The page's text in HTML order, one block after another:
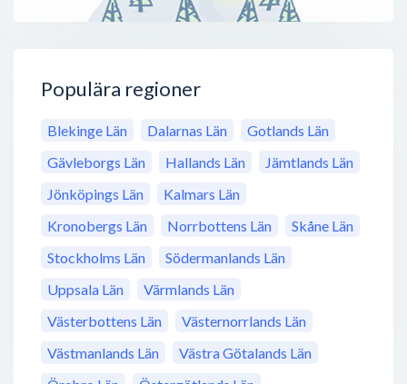
Populära regioner
Blekinge Län Dalarnas Län
Gotlands Län
Gävleborgs Län
Hallands Län
Jämtlands Län
Jönköpings Län
Kalmars Län
Kronobergs Län
Norrbottens Län
Skåne Län
Stockholms Län
Södermanlands Län
Uppsala Län
Värmlands Län
Västerbottens Län
Västernorrlands Län
Västmanlands Län
Västra Götalands Län